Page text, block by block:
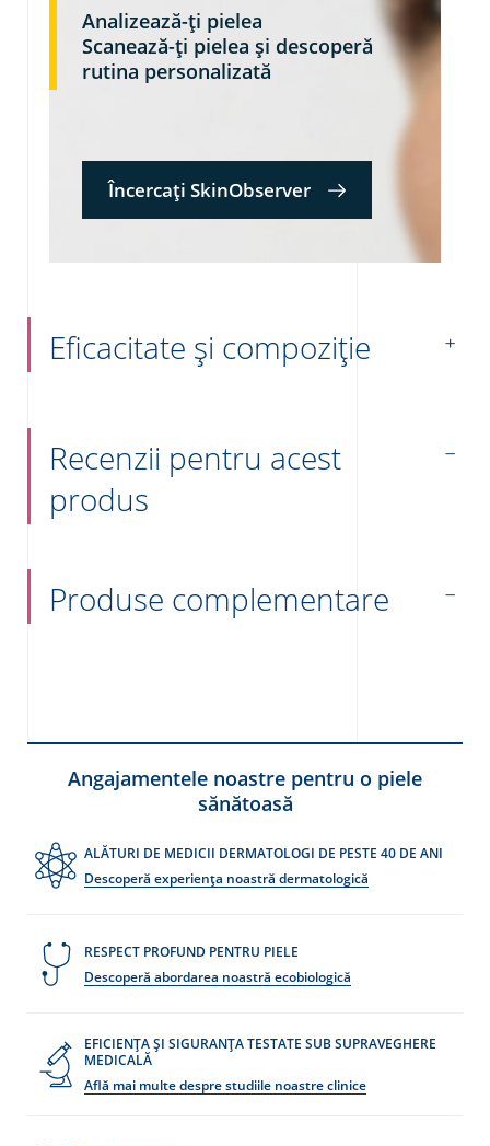
Analizează-ți pielea
Scanează-ți pielea și descoperă
rutina personalizată
Încercați SkinObserver
Eficacitate și compoziție
Recenzii pentru acest
produs
Produse complementare
Angajamentele noastre pentru o piele
sănătoasă
ALĂTURI DE MEDICII DERMATOLOGI DE PESTE 40 DE ANI
Descoperă experiența noastră dermatologică
RESPECT PROFUND PENTRU PIELE
Descoperă abordarea noastră ecobiologică
EFICIENȚA ȘI SIGURANȚA TESTATE SUB SUPRAVEGHERE
MEDICALĂ
Află mai multe despre studiile noastre clinice